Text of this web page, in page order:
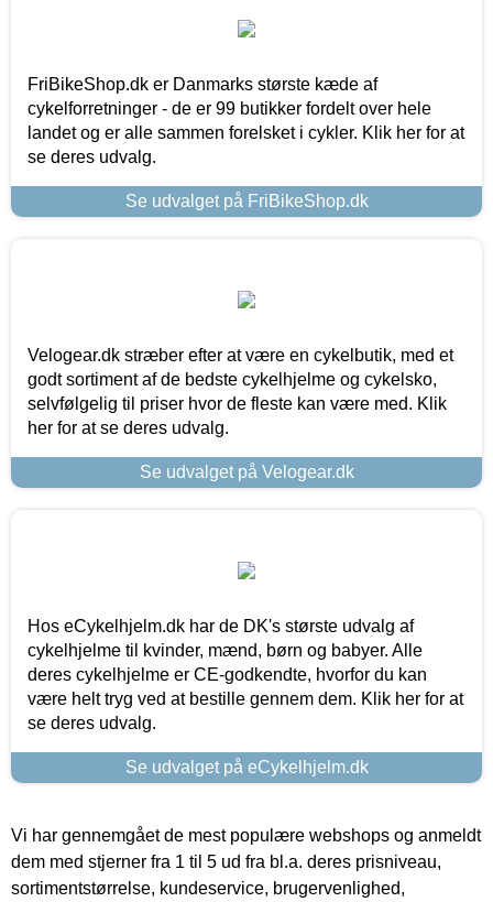
FriBikeShop.dk er Danmarks største kæde af
cykelforretninger - de er 99 butikker fordelt over hele
landet og er alle sammen forelsket i cykler. Klik her for at
se deres udvalg.
Se udvalget på FriBikeShop.dk
Velogear.dk stræber efter at være en cykelbutik, med et
godt sortiment af de bedste cykelhjelme og cykelsko,
selvfølgelig til priser hvor de fleste kan være med. Klik
her for at se deres udvalg.
Se udvalget på Velogear.dk
Hos eCykelhjelm.dk har de DK's største udvalg af
cykelhjelme til kvinder, mænd, børn og babyer. Alle
deres cykelhjelme er CE-godkendte, hvorfor du kan
være helt tryg ved at bestille gennem dem. Klik her for at
se deres udvalg.
Se udvalget på eCykelhjelm.dk
Vi har gennemgået de mest populære webshops og anmeldt
dem med stjerner fra 1 til 5 ud fra bl.a. deres prisniveau,
sortimentstørrelse, kundeservice, brugervenlighed,